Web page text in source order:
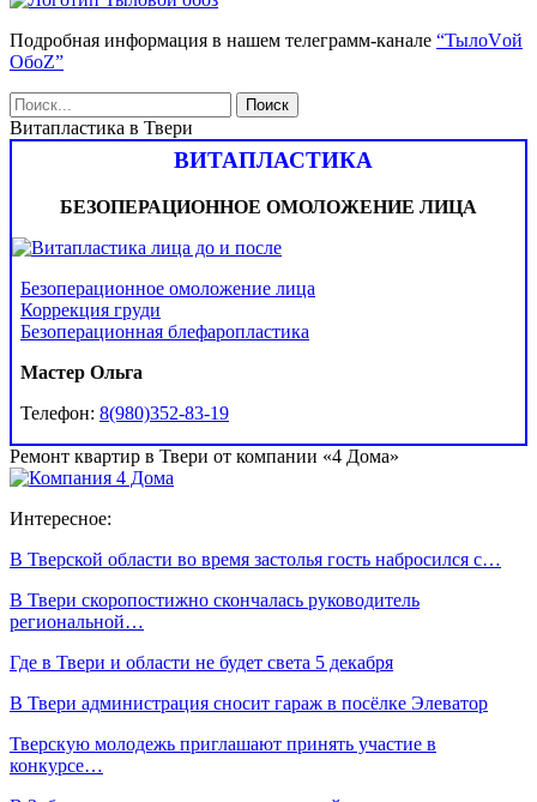
Подробная информация в нашем телеграмм-канале “ТылоVой
ОбоZ”
Витапластика в Твери
ВИТАПЛАСТИКА
БЕЗОПЕРАЦИОННОЕ ОМОЛОЖЕНИЕ ЛИЦА
Безоперационное омоложение лица
Коррекция груди
Безоперационная блефаропластика
Мастер Ольга
Телефон: 8(980)352-83-19
Ремонт квартир в Твери от компании «4 Дома»
Интересное:
В Тверской области во время застолья гость набросился с…
В Твери скоропостижно скончалась руководитель
региональной…
Где в Твери и области не будет света 5 декабря
В Твери администрация сносит гараж в посёлке Элеватор
Тверскую молодежь приглашают принять участие в
конкурсе…